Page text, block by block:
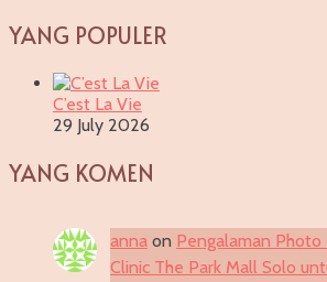
YANG POPULER
C’est La Vie
29 July 2026
YANG KOMEN
anna on Pengalaman Photo
Clinic The Park Mall Solo